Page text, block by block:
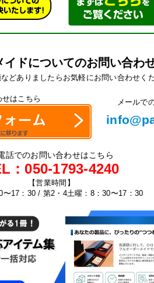
イドについてのお問い合わ
どありましたらお気軽にお問い合わせくだ
はこちら メールで
話でのお問い合わせはこちら
： 050-1793-4240
【営業時間】
〜17：30 / 第2・4土曜：8：30〜17：30